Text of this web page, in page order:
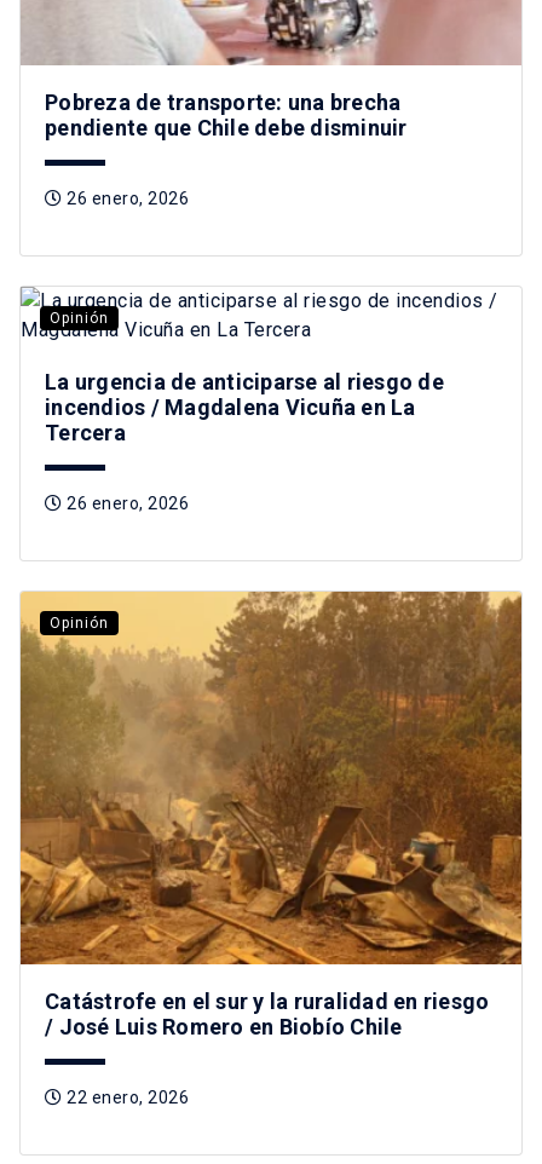
Pobreza de transporte: una brecha
pendiente que Chile debe disminuir
26 enero, 2026
Opinión
La urgencia de anticiparse al riesgo de
incendios / Magdalena Vicuña en La
Tercera
26 enero, 2026
Opinión
Catástrofe en el sur y la ruralidad en riesgo
/ José Luis Romero en Biobío Chile
22 enero, 2026